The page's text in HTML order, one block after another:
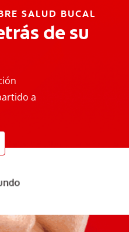
SALUD BUCAL
de su
a